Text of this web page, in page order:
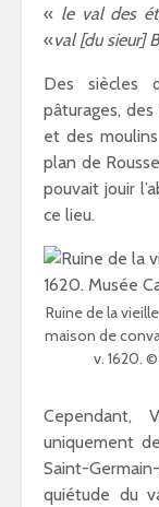
« le val des
«val [du sieur]
Des siècles
pâturages,
et des
plan de
pouvait jouir
ce lieu.
Ruine de la
maison de
v. 1620.
Cependant,
uniquement
Saint-
quiétude du